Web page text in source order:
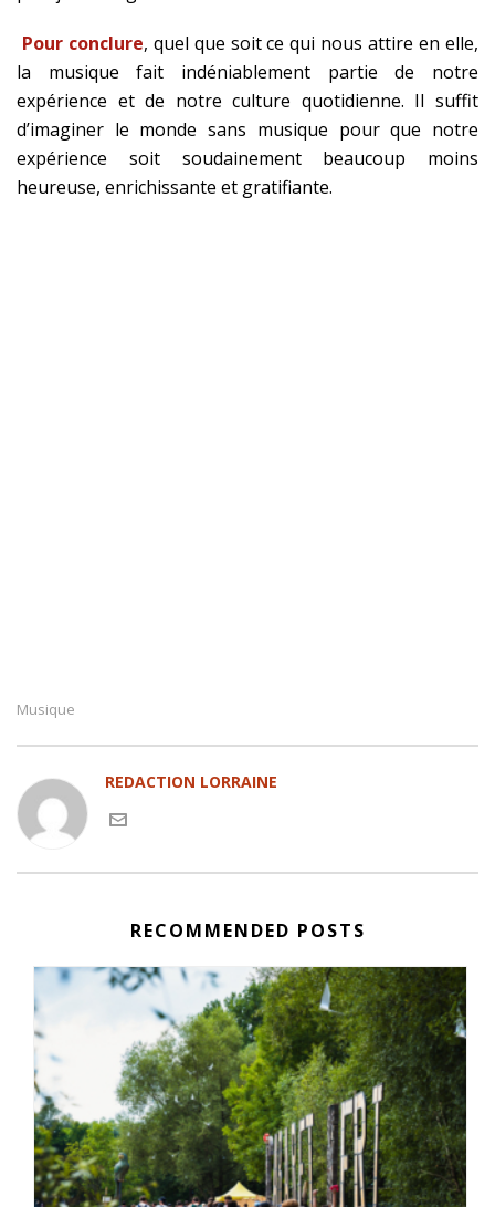
Pour conclure, quel que soit ce qui nous attire en elle,
la musique fait indéniablement partie de notre
expérience et de notre culture quotidienne. Il suffit
d’imaginer le monde sans musique pour que notre
expérience soit soudainement beaucoup moins
heureuse, enrichissante et gratifiante.
Musique
REDACTION LORRAINE
RECOMMENDED POSTS